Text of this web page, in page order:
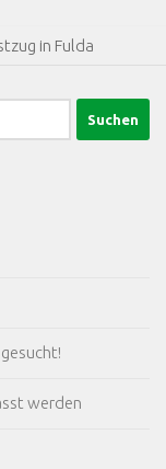
in Fulda
werden